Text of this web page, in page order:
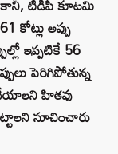
కానీ, టీడీపీ కూటమి
కోట్లు అప్పు
ఇప్పటికే 56
పెరిగిపోతున్న
హితవు
సూచించారు